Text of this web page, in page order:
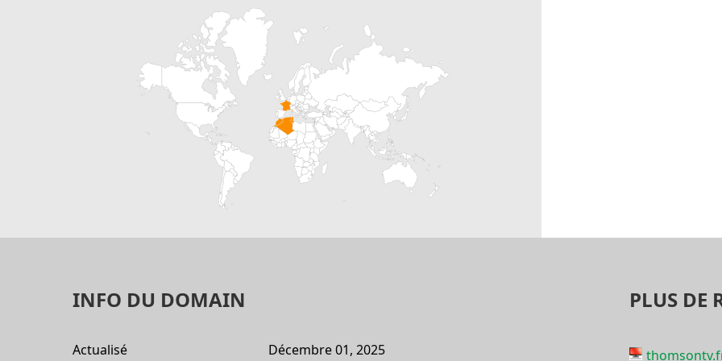
INFO DU DOMAIN
Actualisé Décembre 01, 2025
PLUS DE